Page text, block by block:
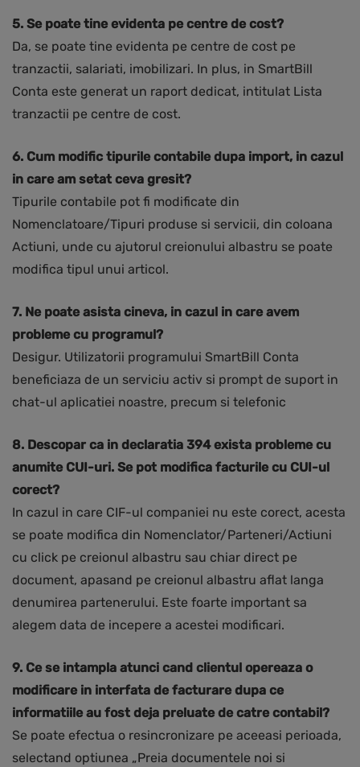
5. Se poate tine evidenta pe centre de cost?
Da, se poate tine evidenta pe centre de cost pe
tranzactii, salariati, imobilizari. In plus, in SmartBill
Conta este generat un raport dedicat, intitulat Lista
tranzactii pe centre de cost.
6. Cum modific tipurile contabile dupa import, in cazul
in care am setat ceva gresit?
Tipurile contabile pot fi modificate din
Nomenclatoare/Tipuri produse si servicii, din coloana
Actiuni, unde cu ajutorul creionului albastru se poate
modifica tipul unui articol.
7. Ne poate asista cineva, in cazul in care avem
probleme cu programul?
Desigur. Utilizatorii programului SmartBill Conta
beneficiaza de un serviciu activ si prompt de suport in
chat-ul aplicatiei noastre, precum si telefonic
8. Descopar ca in declaratia 394 exista probleme cu
anumite CUI-uri. Se pot modifica facturile cu CUI-ul
corect?
In cazul in care CIF-ul companiei nu este corect, acesta
se poate modifica din Nomenclator/Parteneri/Actiuni
cu click pe creionul albastru sau chiar direct pe
document, apasand pe creionul albastru aflat langa
denumirea partenerului. Este foarte important sa
alegem data de incepere a acestei modificari.
9. Ce se intampla atunci cand clientul opereaza o
modificare in interfata de facturare dupa ce
informatiile au fost deja preluate de catre contabil?
Se poate efectua o resincronizare pe aceeasi perioada,
selectand optiunea „Preia documentele noi si